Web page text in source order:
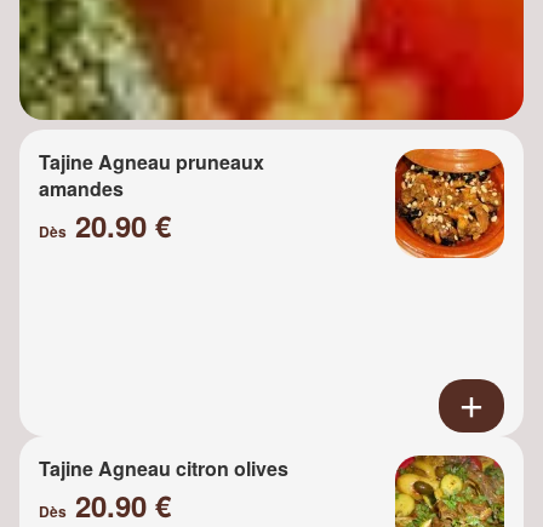
Tajine Agneau pruneaux
amandes
Dès 20.90 €
Tajine Agneau citron olives
Dès 20.90 €